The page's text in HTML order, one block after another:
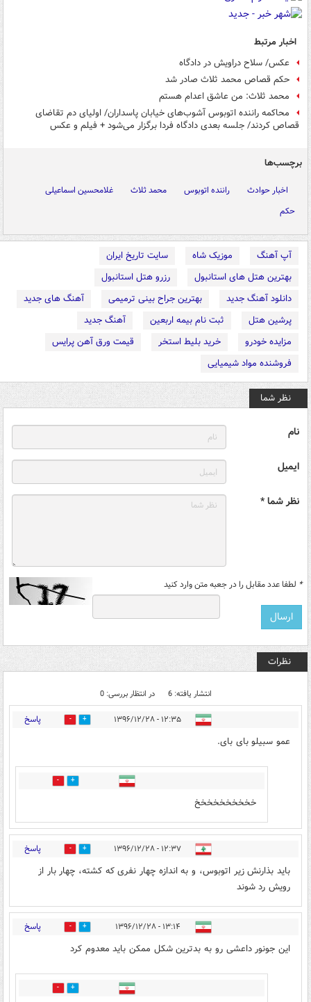
اخبار مرتبط
عکس/ سلاح دراویش در دادگاه
حکم قصاص محمد ثلاث صادر شد
محمد ثلاث: من عاشق اعدام هستم
محاکمه راننده اتوبوس آشوب‌های خیابان پاسداران/ اولیای دم تقاضای
قصاص کردند/ جلسه بعدی دادگاه فردا برگزار می‌شود + فیلم و عکس
برچسب‌ها
اخبار حوادث راننده اتوبوس محمد ثلاث
غلامحسین اسماعیلی
حکم
آپ آهنگ موزیک شاه
سایت تاریخ ایران
بهترین هتل های استانبول
رزرو هتل استانبول
دانلود آهنگ جدید
بهترین جراح بینی ترمیمی
آهنگ های جدید
پرشین هتل
ثبت نام بیمه اربعین
آهنگ جدید
مزایده خودرو
خرید بلیط استخر
قیمت ورق آهن پرایس
فروشنده مواد شیمیایی
نظر شما
نام
ایمیل
نظر شما *
* لطفا عدد مقابل را در جعبه متن وارد کنید
نظرات
انتشار یافته: 6 در انتظار بررسی: 0
۱۲:۳۵ - ۱۳۹۶/۱۲/۲۸ 3 پاسخ
عمو سبیلو بای بای.
0
خخخخخخخخخخ
۱۲:۳۷ - ۱۳۹۶/۱۲/۲۸ 4 پاسخ
باید بذارنش زیر اتوبوس، و به اندازه چهار نفری که کشته، چهار بار از
رویش رد شوند
۱۳:۱۴ - ۱۳۹۶/۱۲/۲۸ 3 پاسخ
این جونور داعشی رو به بدترین شکل ممکن باید معدوم کرد
1